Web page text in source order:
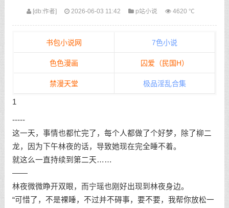
[db:作者] 2026-06-03 11:42 p站小说 4620 ℃
书包小说网 7色小说
色色漫画 囚爱（民国H）
禁漫天堂 极品淫乱合集
1
-----
这一天，事情也都忙完了，每个人都做了个好梦，除了柳二
龙，因为下午林夜的话，导致她现在完全睡不着。
就这么一直持续到第二天……
——
林夜微微睁开双眼，而宁瑶也刚好出现到林夜身边。
“可惜了，不是裸睡，不过并不碍事，要不要，我帮你放松一